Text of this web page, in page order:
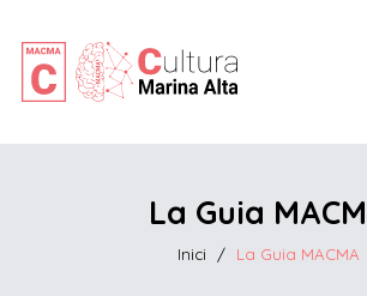
La Guia
Inici / La Guia MACMA